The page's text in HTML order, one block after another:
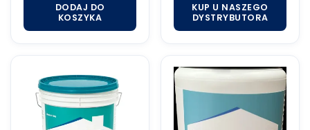
DODAJ DO
KOSZYKA
KUP U NASZEGO
DYSTRYBUTORA